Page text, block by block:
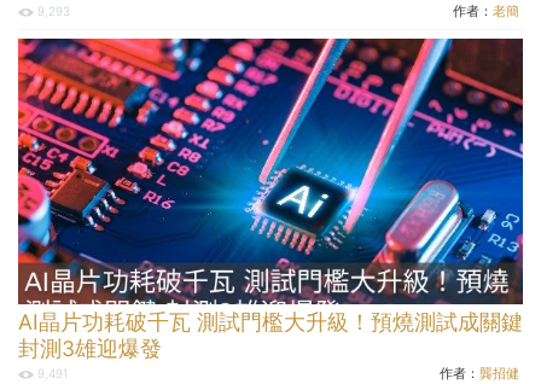
9,293 作者： 老簡
AI晶片功耗破千瓦 測試門檻大升級！預燒測試成關鍵
封測3雄迎爆發
9,491 作者： 龔招健